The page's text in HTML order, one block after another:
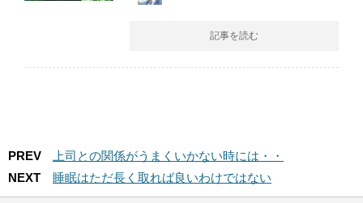
記事を読む
PREV
上司との関係がうまくいかない時には・・
NEXT
睡眠はただ長く取れば良いわけではない